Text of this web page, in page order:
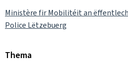
Ministère fir Mobilitéit an
Police Lëtzebuerg
Thema